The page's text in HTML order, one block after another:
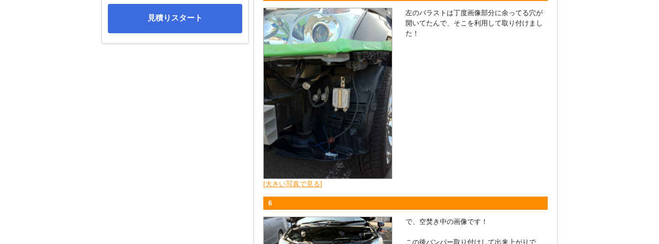
[大きい写真で見る]
左のバラストは丁度画像部分に余ってる穴が
開いてたんで、そこを利用して取り付けまし
た！
6
で、空焚き中の画像です！
この後バンパー取り付けして出来上がりで
見積りスタート